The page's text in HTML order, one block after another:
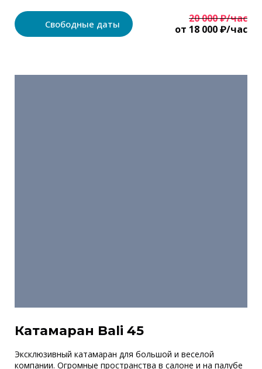
Свободные даты
20 000 ₽/час
от 18 000 ₽/час
Катамаран Bali 45
Эксклюзивный катамаран для большой и веселой
компании. Огромные пространства в салоне и на палубе